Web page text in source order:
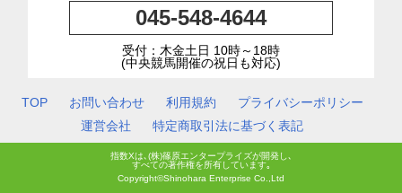
045-548-4644
受付：木金土日 10時～18時
(中央競馬開催の祝日も対応)
TOP お問い合わせ 利用規約
プライバシーポリシー
運営会社
特定商取引法に基づく表記
指数Xは､(株)篠原エンタープライズが開発し､
すべての著作権を所有しています｡
Copyright©Shinohara Enterprise Co.,Ltd